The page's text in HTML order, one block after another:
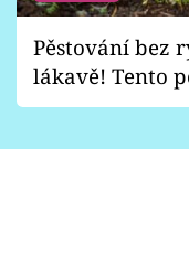
Pěstování bez
lákavě! Tento
vhodný jen